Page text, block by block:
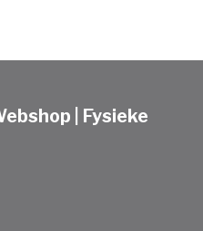
| Fysieke